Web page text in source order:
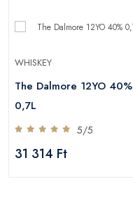
WHISKEY
The Dalmore 12YO 40%
0,7L
5/5
31 314 Ft